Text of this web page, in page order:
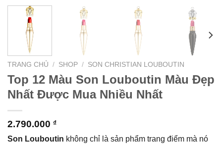
TRANG CHỦ / SHOP / SON CHRISTIAN LOUBOUTIN
Top 12 Màu Son Louboutin Màu Đẹp
Nhất Được Mua Nhiều Nhất
2.790.000 ₫
Son Louboutin không chỉ là sản phẩm trang điểm mà nó